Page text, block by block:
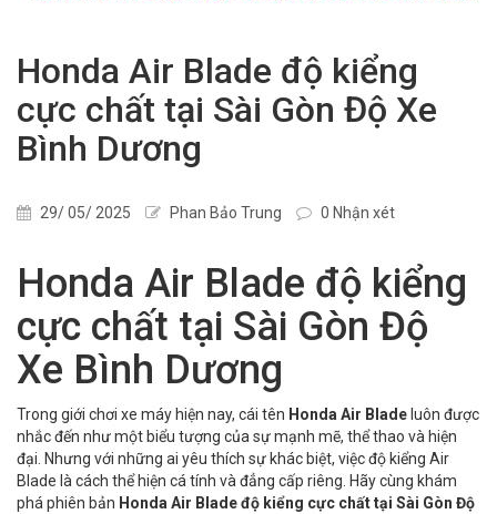
Honda Air Blade độ kiểng
cực chất tại Sài Gòn Độ Xe
Bình Dương
29/ 05/ 2025 Phan Bảo Trung 0 Nhận xét
Honda Air Blade độ kiểng
cực chất tại Sài Gòn Độ
Xe Bình Dương
Trong giới chơi xe máy hiện nay, cái tên Honda Air Bladeluôn được
nhắc đến như một biểu tượng của sự mạnh mẽ, thể thao và hiện
đại. Nhưng với những ai yêu thích sự khác biệt, việc độ kiểng Air
Blade là cách thể hiện cá tính và đẳng cấp riêng. Hãy cùng khám
phá phiên bản Honda Air Blade độ kiểng cực chất tại Sài Gòn Độ